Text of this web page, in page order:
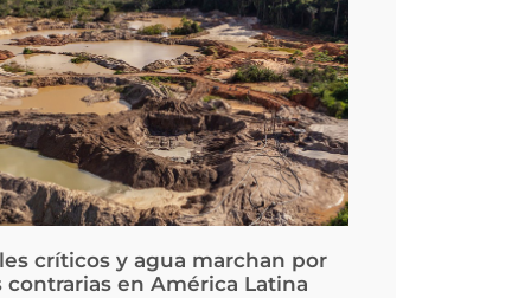
críticos y agua marchan por
contrarias en América Latina